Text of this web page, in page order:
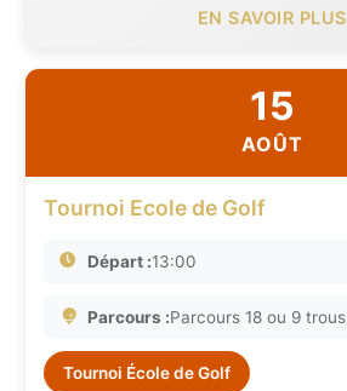
EN SAVOIR PLUS
15
AOÛT
Tournoi Ecole de Golf
Départ :13:00
Parcours :Parcours 18 ou 9 trous
Tournoi École de Golf